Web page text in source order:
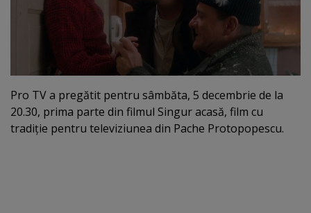
Pro TV a pregătit pentru sâmbăta, 5 decembrie de la
20.30, prima parte din filmul Singur acasă, film cu
tradiţie pentru televiziunea din Pache Protopopescu.